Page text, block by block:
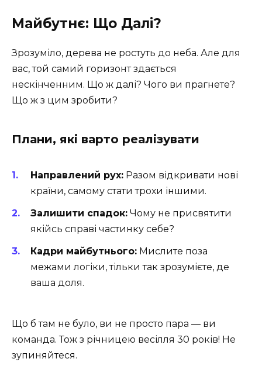
Майбутнє: Що Далі?
Зрозуміло, дерева не ростуть до неба. Але для
вас, той самий горизонт здається
нескінченним. Що ж далі? Чого ви прагнете?
Що ж з цим зробити?
Плани, які варто реалізувати
Направлений рух: Разом відкривати нові
країни, самому стати трохи іншими.
Залишити спадок: Чому не присвятити
якійсь справі частинку себе?
Кадри майбутнього: Мислите поза
межами логіки, тільки так зрозумієте, де
ваша доля.
Що б там не було, ви не просто пара — ви
команда. Тож з річницею весілля 30 років! Не
зупиняйтеся.